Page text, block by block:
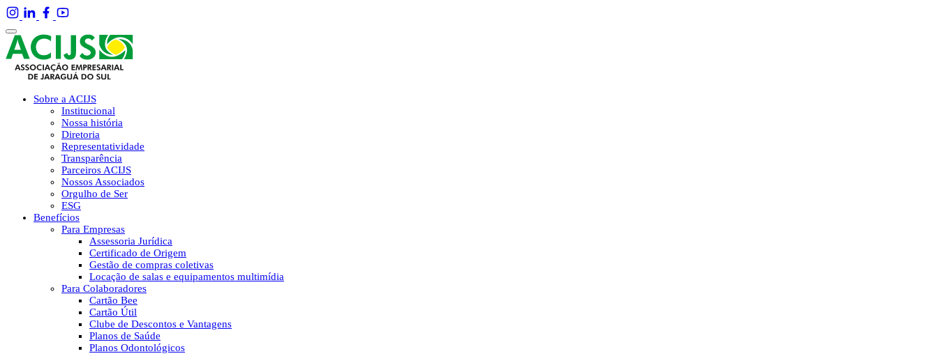
Sobre a ACIJS
Institucional
Nossa história
Diretoria
Representatividade
Transparência
Parceiros ACIJS
Nossos Associados
Orgulho de Ser
ESG
Benefícios
Para Empresas
Assessoria Jurídica
Certificado de Origem
Gestão de compras coletivas
Locação de salas e equipamentos multimídia
Para Colaboradores
Cartão Bee
Cartão Útil
Clube de Descontos e Vantagens
Planos de Saúde
Planos Odontológicos